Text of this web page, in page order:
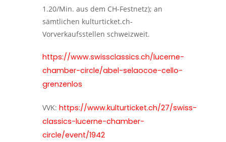
1.20/Min. aus dem CH-Festnetz); an
sämtlichen kulturticket.ch-
Vorverkaufsstellen schweizweit.
https://www.swissclassics.ch/lucerne-
chamber-circle/abel-selaocoe-cello-
grenzenlos
VVK: https://www.kulturticket.ch/27/swiss-
classics-lucerne-chamber-
circle/event/1942